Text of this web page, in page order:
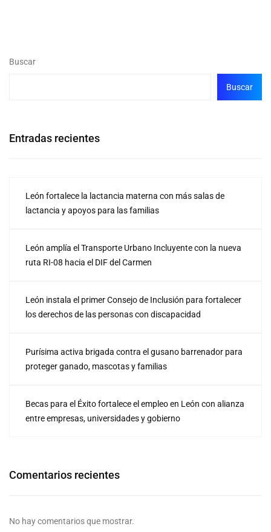
Buscar
Buscar
Entradas recientes
León fortalece la lactancia materna con más salas de
lactancia y apoyos para las familias
León amplía el Transporte Urbano Incluyente con la nueva
ruta RI-08 hacia el DIF del Carmen
León instala el primer Consejo de Inclusión para fortalecer
los derechos de las personas con discapacidad
Purísima activa brigada contra el gusano barrenador para
proteger ganado, mascotas y familias
Becas para el Éxito fortalece el empleo en León con alianza
entre empresas, universidades y gobierno
Comentarios recientes
No hay comentarios que mostrar.